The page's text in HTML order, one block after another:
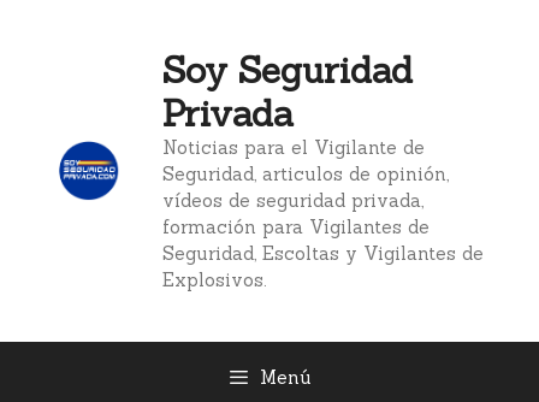
Soy Seguridad
Privada
Noticias para el Vigilante de
Seguridad, articulos de opinión,
vídeos de seguridad privada,
formación para Vigilantes de
Seguridad, Escoltas y Vigilantes de
Explosivos.
Menú